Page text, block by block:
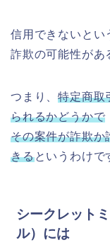
信用できないとい
詐欺の可能性があ
つまり、特定商取
られるかどうかで
その案件が詐欺か
きるというわけで
シークレット
ル）には